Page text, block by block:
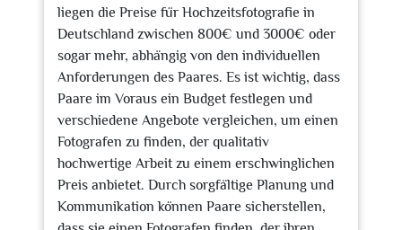
liegen die Preise für Hochzeitsfotografie in
Deutschland zwischen 800€ und 3000€ oder
sogar mehr, abhängig von den individuellen
Anforderungen des Paares. Es ist wichtig, dass
Paare im Voraus ein Budget festlegen und
verschiedene Angebote vergleichen, um einen
Fotografen zu finden, der qualitativ
hochwertige Arbeit zu einem erschwinglichen
Preis anbietet. Durch sorgfältige Planung und
Kommunikation können Paare sicherstellen,